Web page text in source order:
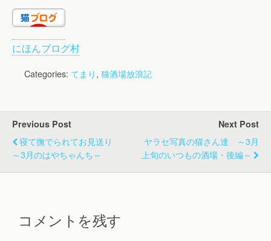
にほんブログ村
Categories: てまり, 猫酒場放浪記
Previous Post
寝て撫でられてお見送り
～3月のはやちゃんち～
Next Post
ヤラセ写真の猫さん達 ～3月
上旬のいつもの酒場・後編～
コメントを残す